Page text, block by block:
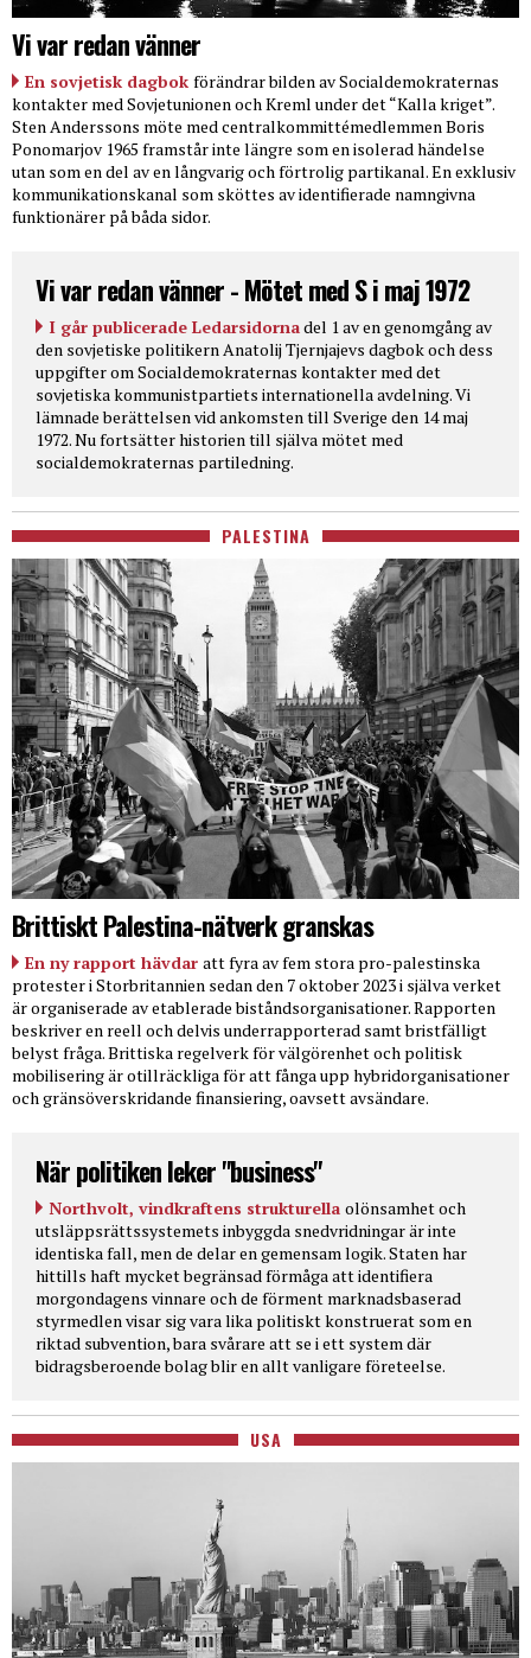
Vi var redan vänner
En sovjetisk dagbok förändrar bilden av Socialdemokraternas
kontakter med Sovjetunionen och Kreml under det “Kalla kriget”.
Sten Anderssons möte med centralkommittémedlemmen Boris
Ponomarjov 1965 framstår inte längre som en isolerad händelse
utan som en del av en långvarig och förtrolig partikanal. En exklusiv
kommunikationskanal som sköttes av identifierade namngivna
funktionärer på båda sidor.
Vi var redan vänner - Mötet med S i maj 1972
I går publicerade Ledarsidornadel 1 av en genomgång av
den sovjetiske politikern Anatolij Tjernjajevs dagbok och dess
uppgifter om Socialdemokraternas kontakter med det
sovjetiska kommunistpartiets internationella avdelning. Vi
lämnade berättelsen vid ankomsten till Sverige den 14 maj
1972. Nu fortsätter historien till själva mötet med
socialdemokraternas partiledning.
PALESTINA
Brittiskt Palestina-nätverk granskas
En ny rapport hävdar att fyra av fem stora pro-palestinska
protester i Storbritannien sedan den 7 oktober 2023 i själva verket
är organiserade av etablerade biståndsorganisationer. Rapporten
beskriver en reell och delvis underrapporterad samt bristfälligt
belyst fråga. Brittiska regelverk för välgörenhet och politisk
mobilisering är otillräckliga för att fånga upp hybridorganisationer
och gränsöverskridande finansiering, oavsett avsändare.
När politiken leker "business"
Northvolt, vindkraftens strukturella olönsamhet och
utsläppsrättssystemets inbyggda snedvridningar är inte
identiska fall, men de delar en gemensam logik. Staten har
hittills haft mycket begränsad förmåga att identifiera
morgondagens vinnare och de förment marknadsbaserad
styrmedlen visar sig vara lika politiskt konstruerat som en
riktad subvention, bara svårare att se i ett system där
bidragsberoende bolag blir en allt vanligare företeelse.
USA